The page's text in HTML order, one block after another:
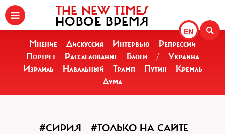
EN
THE NEW TIMES
НОВОЕ ВРЕМЯ
Мнение Дискуссия Интервью
Репрессии
Портрет
Расследование Блоги /
Украина
Израиль
Навальный Трамп Путин
Кремль
Дума
#СИРИЯ #ТОЛЬКО НА САЙТЕ